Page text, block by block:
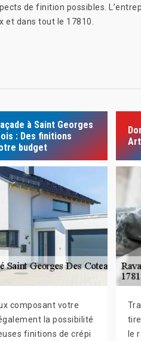
de finition possibles.
et dans tout le 17810.
à Saint Georges
: Des finitions
budget
composant votre
la possibilité
finitions de crépi
le